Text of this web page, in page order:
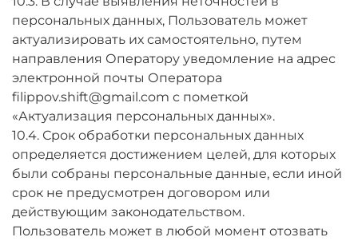
персональных данных, Пользователь может
актуализировать их самостоятельно, путем
направления Оператору уведомление на адрес
электронной почты Оператора
filippov.shift@gmail.com с пометкой
«Актуализация персональных данных».
10.4. Срок обработки персональных данных
определяется достижением целей, для которых
были собраны персональные данные, если иной
срок не предусмотрен договором или
действующим законодательством.
Пользователь может в любой момент отозвать